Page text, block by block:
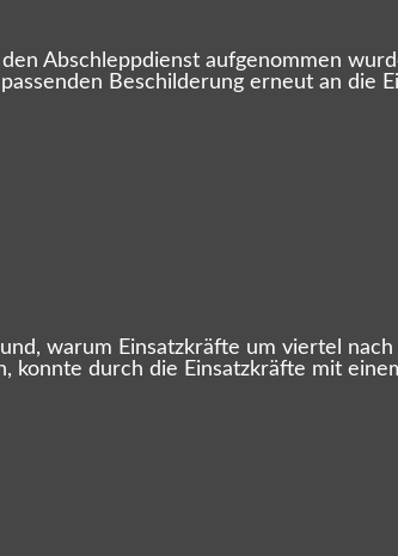
Abschleppdienst aufgenommen
Beschilderung erneut an die
warum Einsatzkräfte um viertel
konnte durch die Einsatzkräfte mit